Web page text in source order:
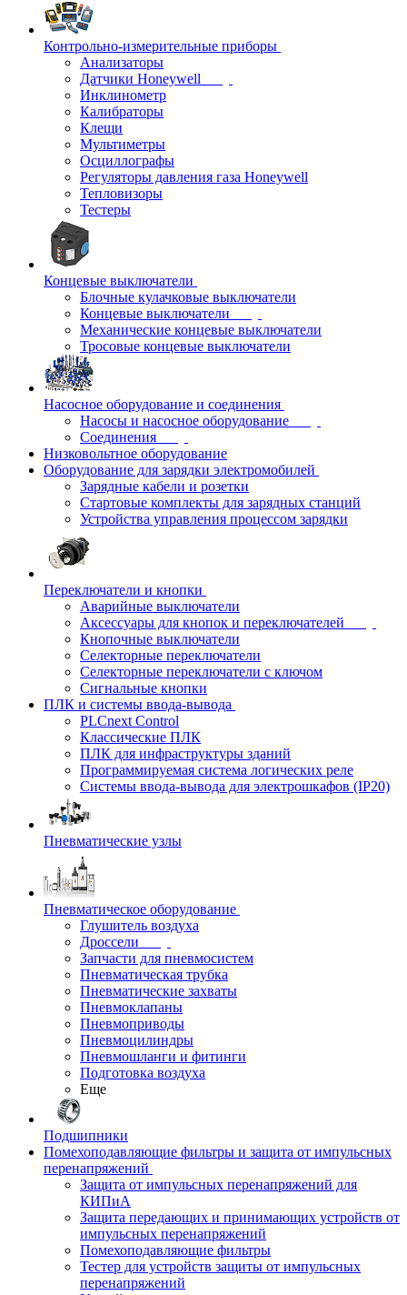
Контрольно-измерительные приборы
Анализаторы
Датчики Honeywell
Инклинометр
Калибраторы
Клещи
Мультиметры
Осциллографы
Регуляторы давления газа Honeywell
Тепловизоры
Тестеры
Концевые выключатели
Блочные кулачковые выключатели
Концевые выключатели
Механические концевые выключатели
Тросовые концевые выключатели
Насосное оборудование и соединения
Насосы и насосное оборудование
Соединения
Низковольтное оборудование
Оборудование для зарядки электромобилей
Зарядные кабели и розетки
Стартовые комплекты для зарядных станций
Устройства управления процессом зарядки
Переключатели и кнопки
Аварийные выключатели
Аксессуары для кнопок и переключателей
Кнопочные выключатели
Селекторные переключатели
Селекторные переключатели с ключом
Сигнальные кнопки
ПЛК и системы ввода-вывода
PLCnext Control
Классические ПЛК
ПЛК для инфраструктуры зданий
Программируемая система логических реле
Системы ввода-вывода для электрошкафов (IP20)
Пневматические узлы
Пневматическое оборудование
Глушитель воздуха
Дроссели
Запчасти для пневмосистем
Пневматическая трубка
Пневматические захваты
Пневмоклапаны
Пневмоприводы
Пневмоцилиндры
Пневмошланги и фитинги
Подготовка воздуха
Еще
Подшипники
Помехоподавляющие фильтры и защита от импульсных
перенапряжений
Защита от импульсных перенапряжений для
КИПиА
Защита передающих и принимающих устройств от
импульсных перенапряжений
Помехоподавляющие фильтры
Тестер для устройств защиты от импульсных
перенапряжений